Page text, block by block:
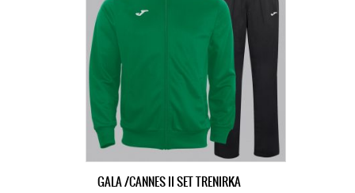
GALA /CANNES II SET TRENIRKA